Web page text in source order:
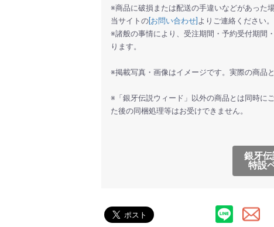
※商品に破損または配送の手違いなどがあった
当サイトの[お問い合わせ] よりご連絡ください。
※諸般の事情により、受注期間・予約受付期間
ります。
※掲載写真・画像はイメージです。実際の商品
※「銀牙伝説ウィード」以外の商品とは同時に
た後の同梱処理等はお受けできません。
銀牙
特設